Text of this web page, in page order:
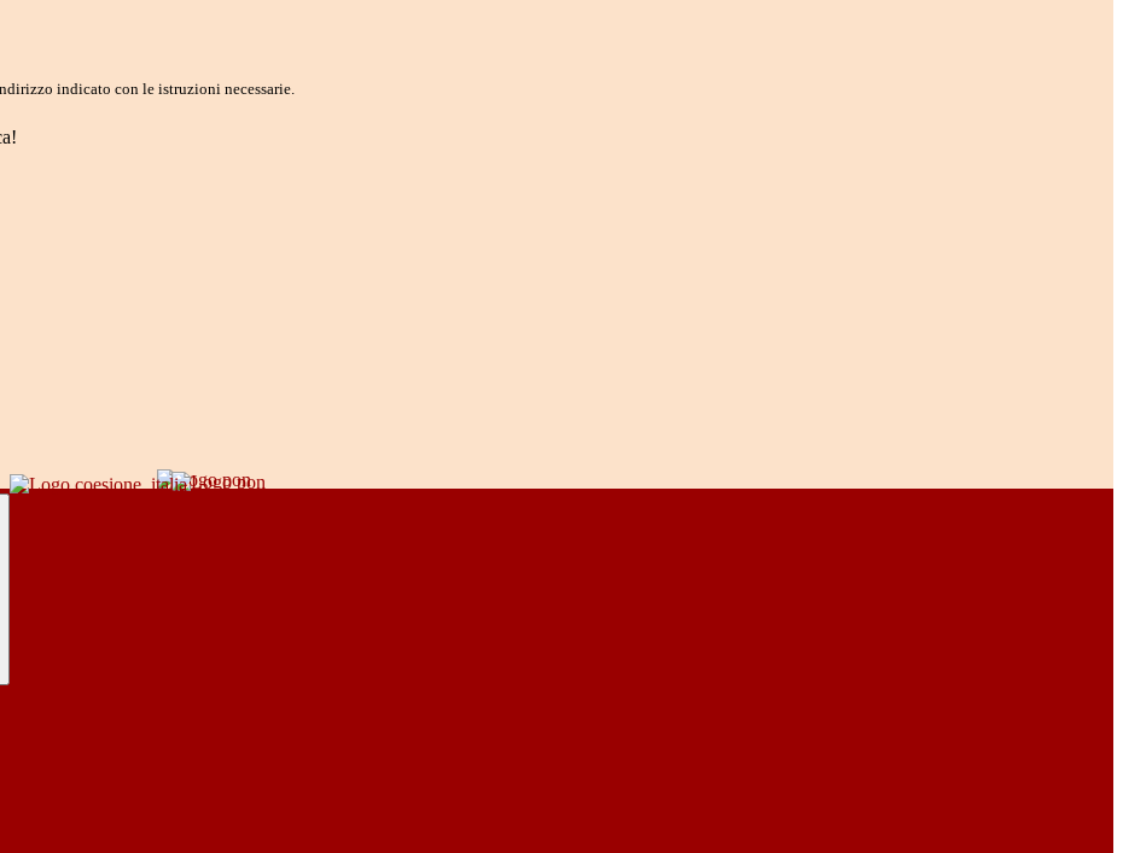
indicato con le istruzioni necessarie.